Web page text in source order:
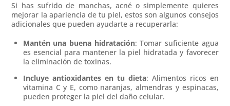
Si has sufrido de manchas, acné o simplemente quieres
mejorar la apariencia de tu piel, estos son algunos consejos
adicionales que pueden ayudarte a recuperarla:
Mantén una buena hidratación: Tomar suficiente agua
es esencial para mantener la piel hidratada y favorecer
la eliminación de toxinas.
Incluye antioxidantes en tu dieta: Alimentos ricos en
vitamina C y E, como naranjas, almendras y espinacas,
pueden proteger la piel del daño celular.